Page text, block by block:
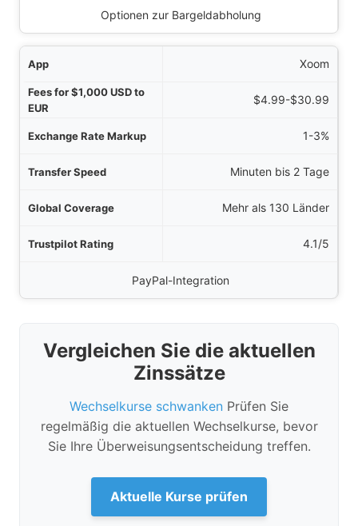
Optionen zur Bargeldabholung
Xoom
$4.99-$30.99
1-3%
Minuten bis 2 Tage
Mehr als 130 Länder
4.1/5
PayPal-Integration
Vergleichen Sie die aktuellen
Zinssätze
Wechselkurse schwanken Prüfen Sie
regelmäßig die aktuellen Wechselkurse, bevor
Sie Ihre Überweisungsentscheidung treffen.
Aktuelle Kurse prüfen